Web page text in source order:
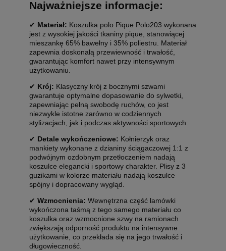
Najważniejsze informacje:
✔ Materiał: Koszulka polo Pique Polo203 wykonana
jest z wysokiej jakości tkaniny pique, stanowiącej
mieszankę 65% bawełny i 35% poliestru. Materiał
zapewnia doskonałą przewiewność i trwałość,
gwarantując komfort nawet przy intensywnym
użytkowaniu.
✔ Krój: Klasyczny krój z bocznymi szwami
gwarantuje optymalne dopasowanie do sylwetki,
zapewniając pełną swobodę ruchów, co jest
niezwykle istotne zarówno w codziennych
stylizacjach, jak i podczas aktywności sportowych.
✔ Detale wykończeniowe: Kołnierzyk oraz
mankiety wykonane z dzianiny ściągaczowej 1:1 z
podwójnym ozdobnym przetłoczeniem nadają
koszulce elegancki i sportowy charakter. Plisy z 3
guzikami w kolorze materiału nadają koszulce
spójny i dopracowany wygląd.
✔ Wzmocnienia: Wewnętrzna część lamówki
wykończona taśmą z tego samego materiału co
koszulka oraz wzmocnione szwy na ramionach
zwiększają odporność produktu na intensywne
użytkowanie, co przekłada się na jego trwałość i
długowieczność.